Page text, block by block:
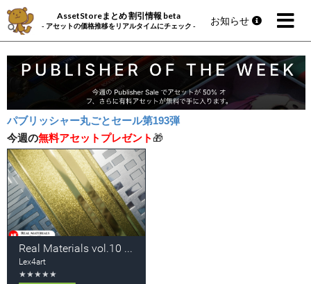
AssetStoreまとめ 割引情報 beta
- アセットの価格推移をリアルタイムにチェック - お知らせ
パブリッシャー丸ごとセール第193弾
今週の無料アセットプレゼント 🎁